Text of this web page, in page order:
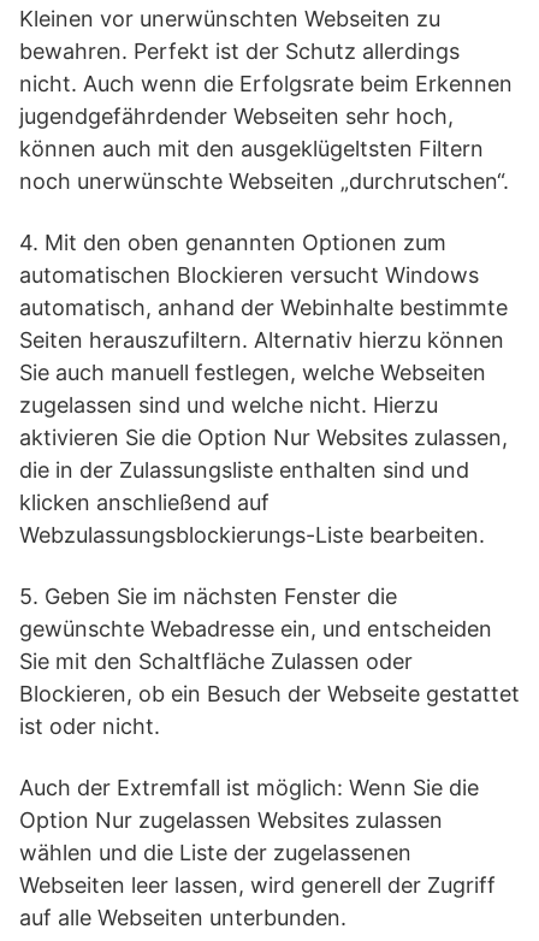
Kleinen vor unerwünschten Webseiten zu
bewahren. Perfekt ist der Schutz allerdings
nicht. Auch wenn die Erfolgsrate beim Erkennen
jugendgefährdender Webseiten sehr hoch,
können auch mit den ausgeklügeltsten Filtern
noch unerwünschte Webseiten „durchrutschen“.
4. Mit den oben genannten Optionen zum
automatischen Blockieren versucht Windows
automatisch, anhand der Webinhalte bestimmte
Seiten herauszufiltern. Alternativ hierzu können
Sie auch manuell festlegen, welche Webseiten
zugelassen sind und welche nicht. Hierzu
aktivieren Sie die Option Nur Websites zulassen,
die in der Zulassungsliste enthalten sind und
klicken anschließend auf
Webzulassungsblockierungs-Liste bearbeiten.
5. Geben Sie im nächsten Fenster die
gewünschte Webadresse ein, und entscheiden
Sie mit den Schaltfläche Zulassen oder
Blockieren, ob ein Besuch der Webseite gestattet
ist oder nicht.
Auch der Extremfall ist möglich: Wenn Sie die
Option Nur zugelassen Websites zulassen
wählen und die Liste der zugelassenen
Webseiten leer lassen, wird generell der Zugriff
auf alle Webseiten unterbunden.